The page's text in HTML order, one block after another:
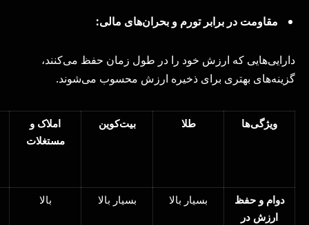
مقاومت در برابر تورم و بحران‌های مالی:
دارایی‌هایی که ارزش خود را در طول زمان حفظ می‌کنند،
گزینه‌های بهتری برای ذخیره ارزش محسوب می‌شوند.
ویژگی‌ها طلا بیت‌کوین
املاک و
مستغلات
دوام و حفظ
ارزش در
بسیار بالا بسیار بالا بالا